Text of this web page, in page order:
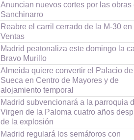
Anuncian nuevos cortes por las obras
Sanchinarro
Reabre el carril cerrado de la M-30 en
Ventas
Madrid peatonaliza este domingo la
Bravo Murillo
Almeida quiere convertir el Palacio de
Sueca en Centro de Mayores y de
alojamiento temporal
Madrid subvencionará a la parroquia
Virgen de la Paloma cuatro años
de la explosión
Madrid regulará los semáforos con